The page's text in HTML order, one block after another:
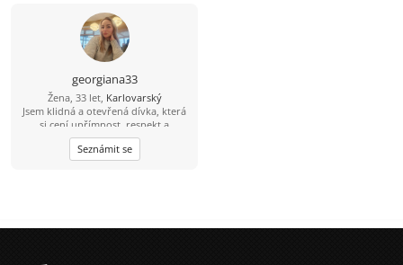
georgiana33
Žena, 33 let, Karlovarský
Jsem klidná a otevřená dívka, která
si cení upřímnost, respekt a
pozornost ve vztahu. Mám ráda
jednoduché radosti života:
procházky na čerstvém vzduchu,
aktivitě: cestování, procházky po
Seznámit se